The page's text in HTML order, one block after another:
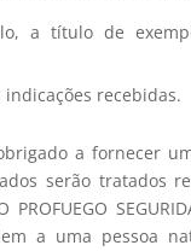
a título de
recebidas.
a fornecer
serão tratados
a uma pessoa